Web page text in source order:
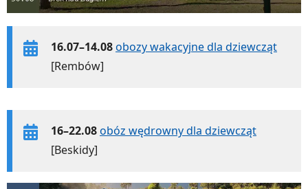
16.07–14.08obozy wakacyjne dla dziewcząt
[Rembów]
16–22.08obóz wędrowny dla dziewcząt
[Beskidy]